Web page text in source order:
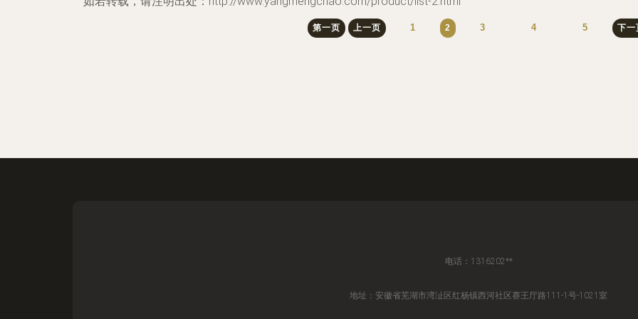
第一页 上一页 1 2 3 4 5 下一
电话：1316202**
地址：安徽省芜湖市湾沚区红杨镇西河社区赛王厅路111-1号-1021室